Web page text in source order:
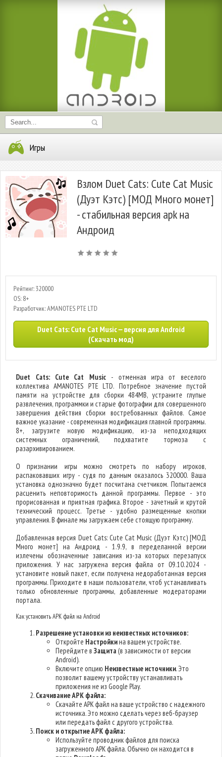
Игры
Взлом Duet Cats: Cute Cat Music
(Дуэт Кэтс) [МОД Много монет]
- стабильная версия apk на
Андроид
Рейтинг: 320000
OS: 8+
Разработчик: AMANOTES PTE LTD
Duet Cats: Cute Cat Music — версия для Android
(Скачать мод)
Duet Cats: Cute Cat Music- отменная игра от веселого
коллектива AMANOTES PTE LTD. Потребное значение пустой
памяти на устройстве для сборки 484MB, устраните глупые
развлечения, программки и старые фотографии для совершенного
завершения действия сборки востребованных файлов. Самое
важное указание - современная модификация главной программы.
8+, загрузите новую модификацию, из-за неподходящих
системных ограничений, подхватите тормоза с
разархивированием.
О признании игры можно смотреть по набору игроков,
распаковавших игру - судя по данным оказалось 320000. Ваша
установка однозначно будет посчитана счетчиком. Попытаемся
расценить неповторимость данной программы. Первое - это
прорисованная и приятная графика. Второе - зачетный и крутой
технический процесс. Третье - удобно размещенные кнопки
управления. В финале мы загружаем себе стоящую программу.
Добавленная версия Duet Cats: Cute Cat Music (Дуэт Кэтс) [МОД
Много монет] на Андроид - 1.9.9, в переделанной версии
излечены обозначенные зависания из-за которых перезапуск
приложения. У нас загружена версия файла от 09.10.2024 -
установите новый пакет, если получена недоработанная версия
программы. Приходите в наши пользователи, чтоб устанавливать
только обновленные программы, добавленные модераторами
портала.
Как установить APK файл на Android
Разрешение установки из неизвестных источников:
Откройте Настройкина вашем устройстве.
Перейдите вЗащита(в зависимости от версии
Android).
Включите опцию Неизвестные источники. Это
позволит вашему устройству устанавливать
приложения не из Google Play.
Скачивание APK файла:
Скачайте APK файл на ваше устройство с надежного
источника. Это можно сделать через веб-браузер
или передать файл с другого устройства.
Поиск и открытие APK файла:
Используйте проводник файлов для поиска
загруженного APK файла. Обычно он находится в